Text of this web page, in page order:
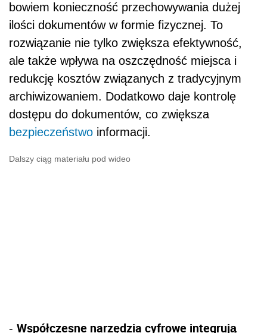
bowiem konieczność przechowywania dużej
ilości dokumentów w formie fizycznej. To
rozwiązanie nie tylko zwiększa efektywność,
ale także wpływa na oszczędność miejsca i
redukcję kosztów związanych z tradycyjnym
archiwizowaniem. Dodatkowo daje kontrolę
dostępu do dokumentów, co zwiększa
bezpieczeństwo informacji.
Dalszy ciąg materiału pod wideo
- Współczesne narzędzia cyfrowe integrują